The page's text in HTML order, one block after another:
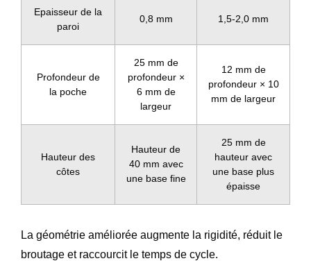
Epaisseur de la
paroi
0,8 mm 1,5-2,0 mm
Profondeur de
la poche
25 mm de
profondeur ×
6 mm de
largeur
12 mm de
profondeur × 10
mm de largeur
Hauteur des
côtes
Hauteur de
40 mm avec
une base fine
25 mm de
hauteur avec
une base plus
épaisse
La géométrie améliorée augmente la rigidité, réduit le
broutage et raccourcit le temps de cycle.